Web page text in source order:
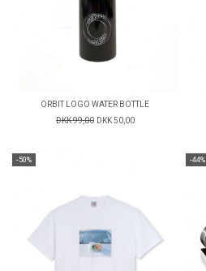
ORBIT LOGO WATER BOTTLE
DKK 99,00 DKK 50,00
-50% -44%